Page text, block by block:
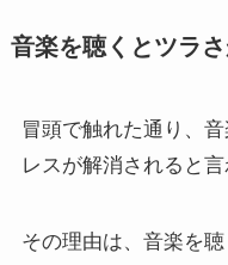
音楽を聴くとツラ
冒頭で触れた通り、
レスが解消されると言
その理由は、音楽を